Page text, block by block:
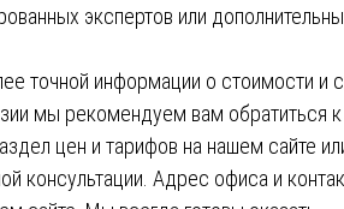
экспертов или
точной информации о стоимости и
мы рекомендуем вам обратиться
цен и тарифов на нашем сайте
консультации. Адрес офиса и